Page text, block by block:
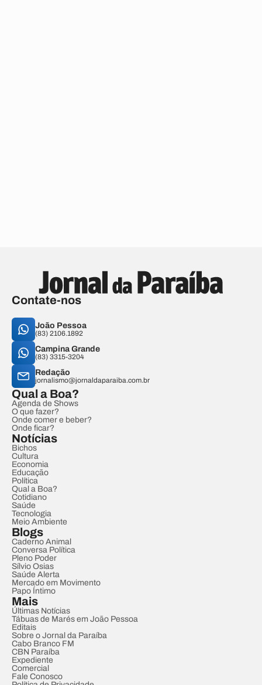
Contate-nos
João Pessoa
(83) 2106.1892
Campina Grande
(83) 3315-3204
Redação
jornalismo@jornaldaparaiba.com.br
Qual a Boa?
Agenda de Shows
O que fazer?
Onde comer e beber?
Onde ficar?
Notícias
Bichos
Cultura
Economia
Educação
Política
Qual a Boa?
Cotidiano
Saúde
Tecnologia
Meio Ambiente
Blogs
Caderno Animal
Conversa Política
Pleno Poder
Sílvio Osias
Saúde Alerta
Mercado em Movimento
Papo Íntimo
Mais
Últimas Notícias
Tábuas de Marés em João Pessoa
Editais
Sobre o Jornal da Paraíba
Cabo Branco FM
CBN Paraíba
Expediente
Comercial
Fale Conosco